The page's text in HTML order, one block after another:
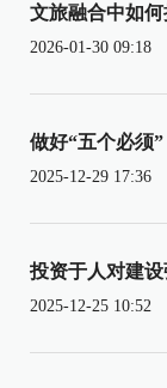
文旅融合中如
2026-01-30 09:18
做好“五个必须
2025-12-29 17:36
投资于人对建
2025-12-25 10:52